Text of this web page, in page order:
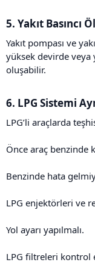
5. Yakıt Basıncı
Yakıt pompası ve
yüksek devirde veya
oluşabilir.
6. LPG Sistemi
LPG’li araçlarda
Önce araç benzinde
Benzinde hata
LPG enjektörleri ve
Yol ayarı yapılmalı.
LPG filtreleri kontrol